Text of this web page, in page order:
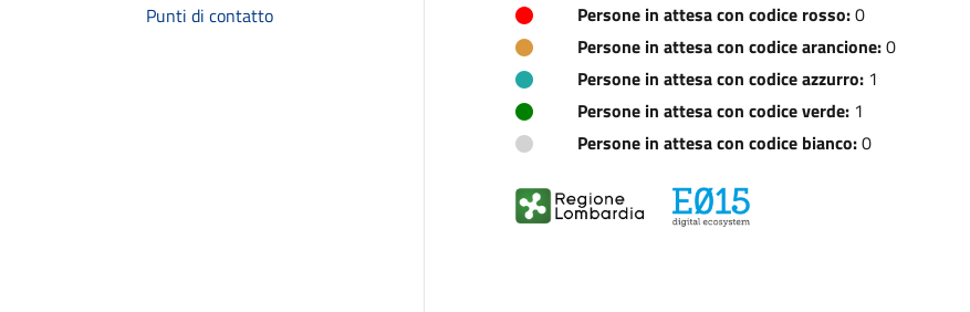
Punti di contatto
Persone in attesa con codice rosso:0
Persone in attesa con codice arancione:0
Persone in attesa con codice azzurro:1
Persone in attesa con codice verde:1
Persone in attesa con codice bianco:0